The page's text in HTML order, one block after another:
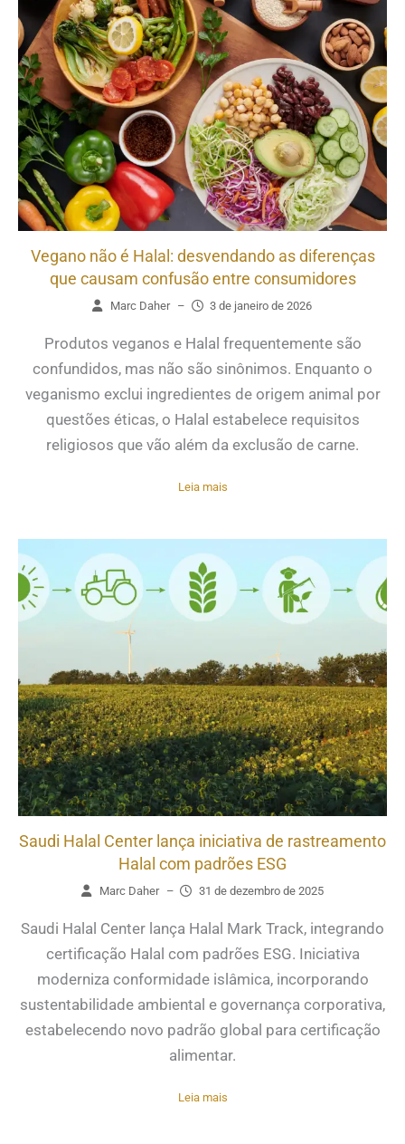
Vegano não é Halal: desvendando as diferenças
que causam confusão entre consumidores
Marc Daher – 3 de janeiro de 2026
Produtos veganos e Halal frequentemente são
confundidos, mas não são sinônimos. Enquanto o
veganismo exclui ingredientes de origem animal por
questões éticas, o Halal estabelece requisitos
religiosos que vão além da exclusão de carne.
Leia mais
Saudi Halal Center lança iniciativa de rastreamento
Halal com padrões ESG​
Marc Daher – 31 de dezembro de 2025
Saudi Halal Center lança Halal Mark Track, integrando
certificação Halal com padrões ESG. Iniciativa
moderniza conformidade islâmica, incorporando
sustentabilidade ambiental e governança corporativa,
estabelecendo novo padrão global para certificação
alimentar.
Leia mais